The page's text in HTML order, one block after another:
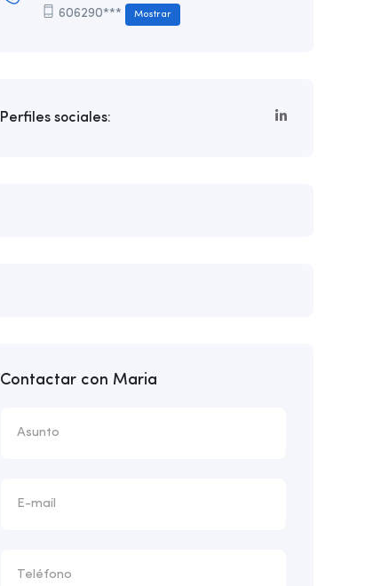
606290*** Mostrar
Perfiles sociales:
Contactar con Maria